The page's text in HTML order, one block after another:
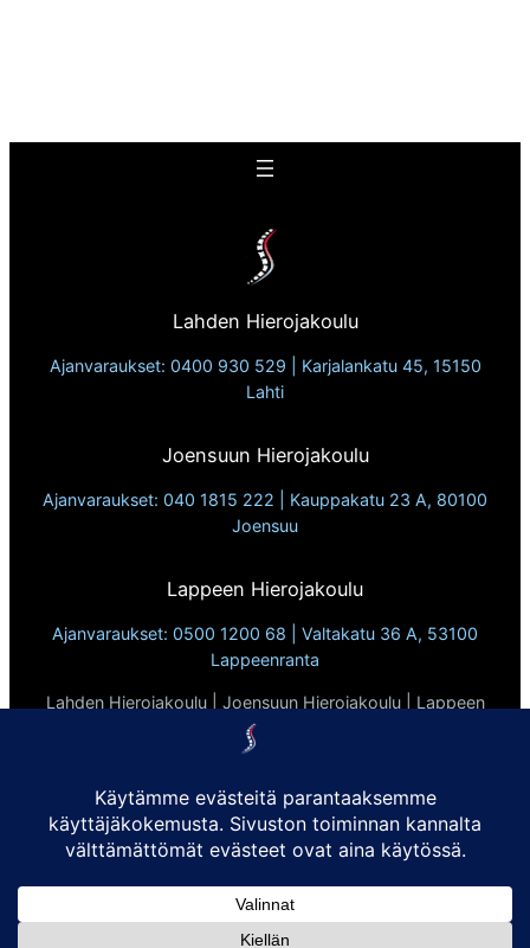
Lahden Hierojakoulu
Ajanvaraukset: 0400 930 529 | Karjalankatu 45, 15150
Lahti
Joensuun Hierojakoulu
Ajanvaraukset: 040 1815 222 | Kauppakatu 23 A, 80100
Joensuu
Lappeen Hierojakoulu
Ajanvaraukset: 0500 1200 68 | Valtakatu 36 A, 53100
Lappeenranta
Lahden Hierojakoulu | Joensuun Hierojakoulu | Lappeen
Hierojakoulu
Vuodesta 2010
Tietosuojaseloste
Evästekäytännöt:
seuraimia. Käytämme ainoastaan evästeitä, jotka ovat
sivuston toimivuuden kannalta välttämättömiä.